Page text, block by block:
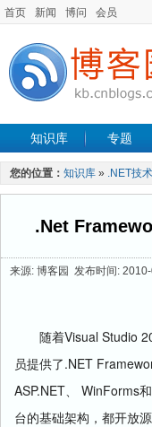
首页 新闻 博问 会员
知识库 专题
手机开发 软件工程
最新文章
您的位置： 知识库 » .NET技术
.Net
来源: 博客园 发布时间:
随着Visual Studio
员提供了 .NET
ASP.NET、 WinForms和
台的基础架构，都开放